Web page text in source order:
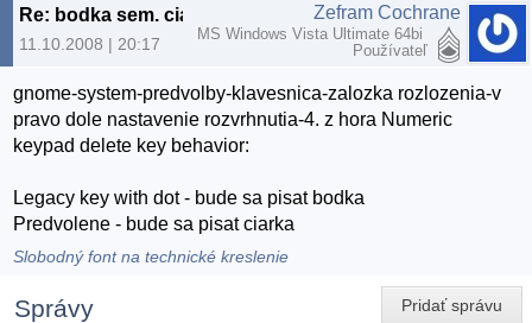
Re: bodka sem. ciarka tam,
11.10.2008 | 20:17
Zefram Cochrane
MS Windows Vista Ultimate 64bi
Používateľ
gnome-system-predvolby-klavesnica-zalozka rozlozenia-v
pravo dole nastavenie rozvrhnutia-4. z hora Numeric
keypad delete key behavior:
Legacy key with dot - bude sa pisat bodka
Predvolene - bude sa pisat ciarka
Slobodný font na technické kreslenie
Pridať správu
Správy